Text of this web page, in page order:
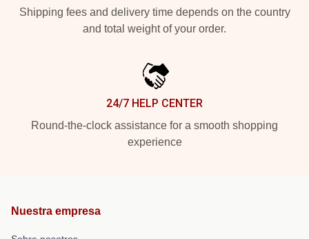
Shipping fees and delivery time depends on the country
and total weight of your order.
24/7 HELP CENTER
Round-the-clock assistance for a smooth shopping
experience
Nuestra empresa